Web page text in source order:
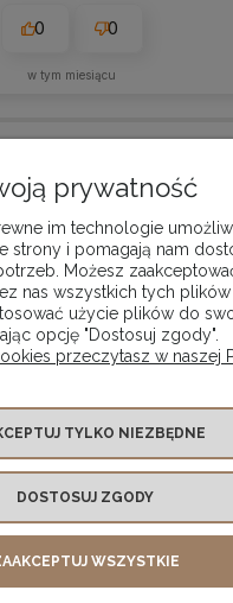
0 0
w tym miesiącu
POMOC
MOJE KONTO
I DOSTAWA
INFORMACJE
O NAS
prywatność
im technologie
strony i pomagają nam
Możesz
nas wszystkich tych
użycie plików do
opcję "Dostosuj zgody".
przeczytasz w naszej
TYLKO NIEZBĘDNE
DOSTOSUJ ZGODY
WSZYSTKIE